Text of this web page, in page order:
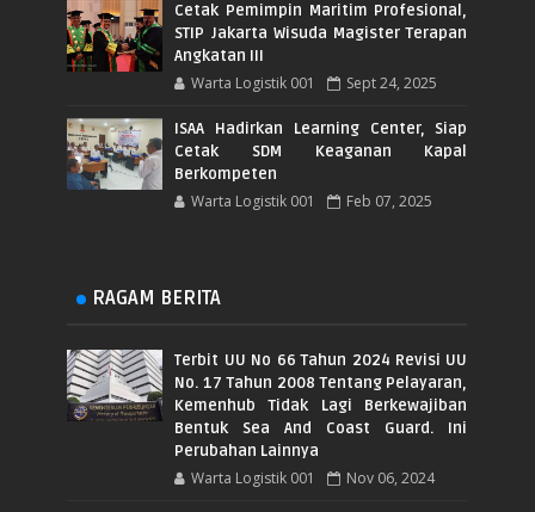
Cetak Pemimpin Maritim Profesional,
STIP Jakarta Wisuda Magister Terapan
Angkatan III
Warta Logistik 001 Sept 24, 2025
ISAA Hadirkan Learning Center, Siap
Cetak SDM Keaganan Kapal
Berkompeten
Warta Logistik 001 Feb 07, 2025
RAGAM BERITA
Terbit UU No 66 Tahun 2024 Revisi UU
No. 17 Tahun 2008 Tentang Pelayaran,
Kemenhub Tidak Lagi Berkewajiban
Bentuk Sea And Coast Guard. Ini
Perubahan Lainnya
Warta Logistik 001 Nov 06, 2024